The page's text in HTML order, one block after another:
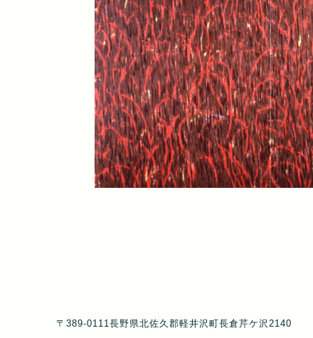
〒389-0111長野県北佐久郡軽井沢町長倉芹ケ沢2140